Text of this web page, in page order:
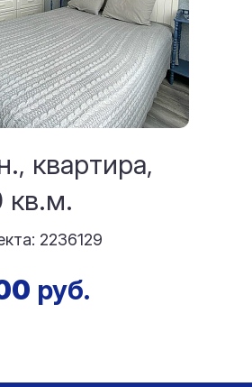
квартира,
кв.м.
2236129
руб.